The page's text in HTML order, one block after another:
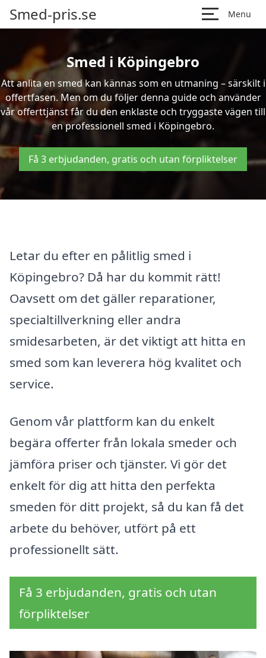
Smed-pris.se Menu
Smed i Köpingebro
Att anlita en smed kan kännas som en utmaning – särskilt i
offertfasen. Men om du följer denna guide och använder
vår offerttjänst får du den enklaste och tryggaste vägen till
en professionell smed i Köpingebro.
Få 3 erbjudanden, gratis och utan förpliktelser
Letar du efter en pålitlig smed i
Köpingebro? Då har du kommit rätt!
Oavsett om det gäller reparationer,
specialtillverkning eller andra
smidesarbeten, är det viktigt att hitta en
smed som kan leverera hög kvalitet och
service.
Genom vår plattform kan du enkelt
begära offerter från lokala smeder och
jämföra priser och tjänster. Vi gör det
enkelt för dig att hitta den perfekta
smeden för ditt projekt, så du kan få det
arbete du behöver, utfört på ett
professionellt sätt.
Få 3 erbjudanden, gratis och utan
förpliktelser